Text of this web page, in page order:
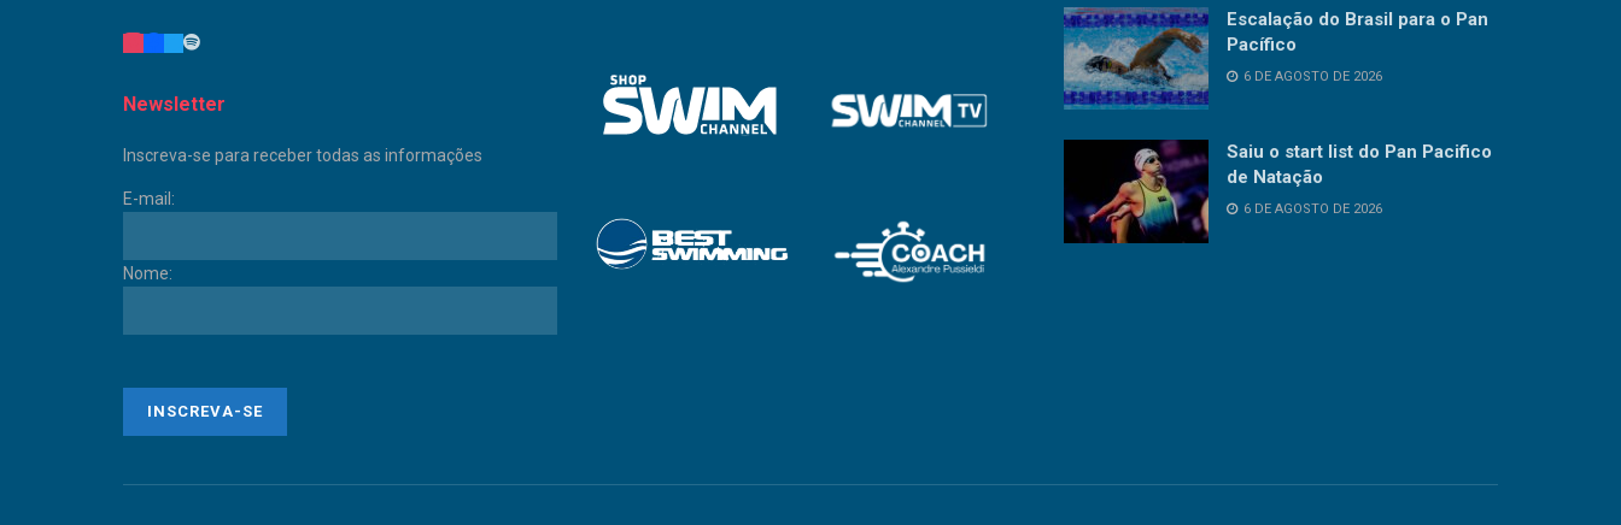
Newsletter
Inscreva-se para receber todas as informações
E-mail:
Nome:
Escalação do Brasil para o Pan
Pacífico
6 DE AGOSTO DE 2026
Saiu o start list do Pan Pacifico
de Natação
6 DE AGOSTO DE 2026